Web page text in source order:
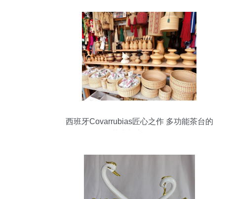
西班牙Covarrubias匠心之作 多功能茶台的